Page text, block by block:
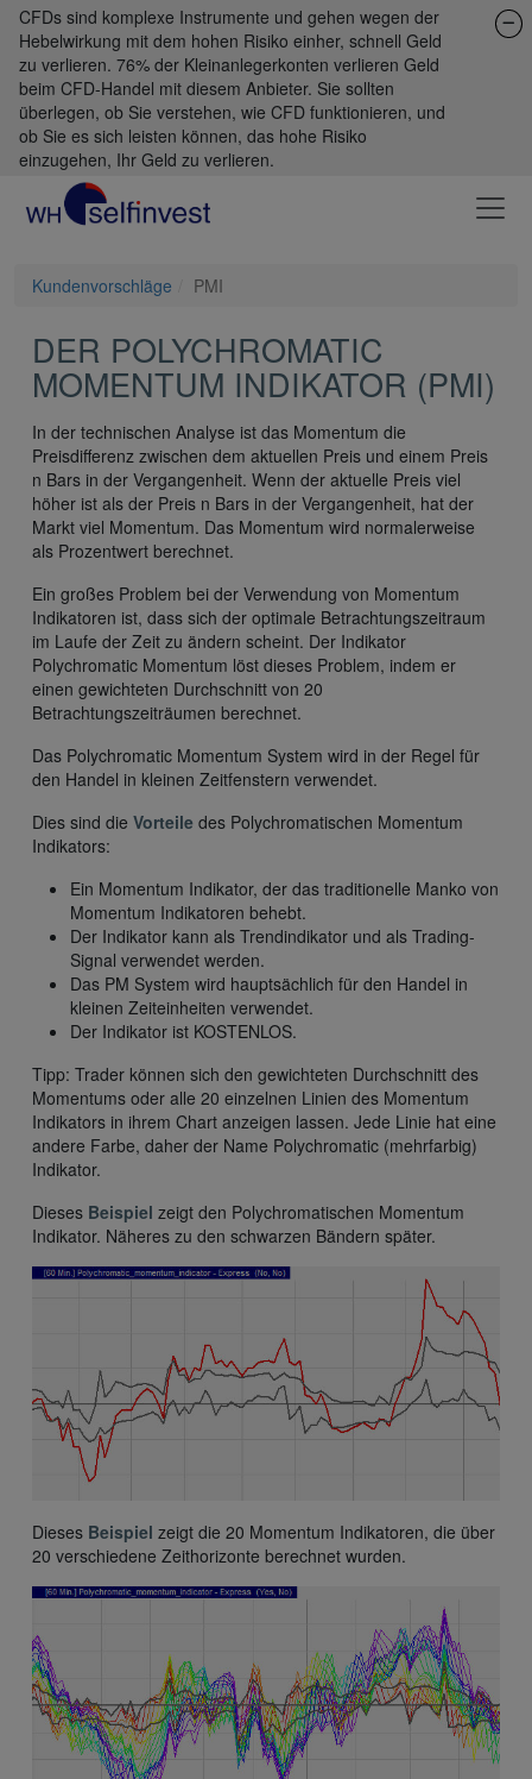
CFDs sind komplexe Instrumente und gehen wegen der
Hebelwirkung mit dem hohen Risiko einher, schnell Geld
zu verlieren. 76% der Kleinanlegerkonten verlieren Geld
beim CFD-Handel mit diesem Anbieter. Sie sollten
überlegen, ob Sie verstehen, wie CFD funktionieren, und
ob Sie es sich leisten können, das hohe Risiko
einzugehen, Ihr Geld zu verlieren.
Kundenvorschläge PMI
DER POLYCHROMATIC
MOMENTUM INDIKATOR (PMI)
In der technischen Analyse ist das Momentum die
Preisdifferenz zwischen dem aktuellen Preis und einem Preis
n Bars in der Vergangenheit. Wenn der aktuelle Preis viel
höher ist als der Preis n Bars in der Vergangenheit, hat der
Markt viel Momentum. Das Momentum wird normalerweise
als Prozentwert berechnet.
Ein großes Problem bei der Verwendung von Momentum
Indikatoren ist, dass sich der optimale Betrachtungszeitraum
im Laufe der Zeit zu ändern scheint. Der Indikator
Polychromatic Momentum löst dieses Problem, indem er
einen gewichteten Durchschnitt von 20
Betrachtungszeiträumen berechnet.
Das Polychromatic Momentum System wird in der Regel für
den Handel in kleinen Zeitfenstern verwendet.
Dies sind die Vorteile des Polychromatischen Momentum
Indikators:
Ein Momentum Indikator, der das traditionelle Manko von
Momentum Indikatoren behebt.
Der Indikator kann als Trendindikator und als Trading-
Signal verwendet werden.
Das PM System wird hauptsächlich für den Handel in
kleinen Zeiteinheiten verwendet.
Der Indikator ist KOSTENLOS.
Tipp: Trader können sich den gewichteten Durchschnitt des
Momentums oder alle 20 einzelnen Linien des Momentum
Indikators in ihrem Chart anzeigen lassen. Jede Linie hat eine
andere Farbe, daher der Name Polychromatic (mehrfarbig)
Indikator.
Dieses Beispiel zeigt den Polychromatischen Momentum
Indikator. Näheres zu den schwarzen Bändern später.
Dieses Beispiel zeigt die 20 Momentum Indikatoren, die über
20 verschiedene Zeithorizonte berechnet wurden.